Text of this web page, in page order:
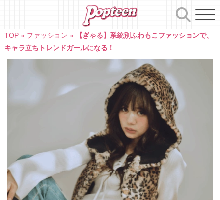
TOP» ファッション »
【ぎゃる】系統別ふわもこファッションで、
キャラ立ちトレンドガールになる！